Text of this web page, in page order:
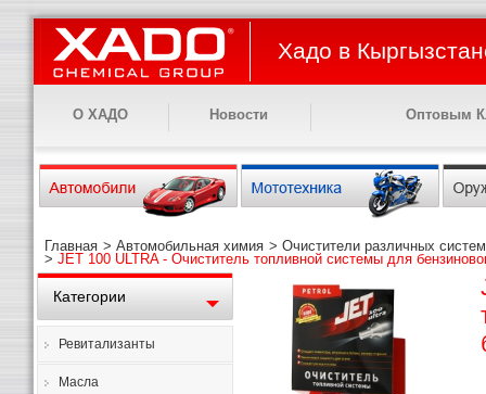
Хадо в
О ХАДО Новости Оптовым
Главная > Автомобильная химия > Очистители различных
> JET 100 ULTRA - Очиститель топливной системы для
Категории
Ревитализанты
Масла